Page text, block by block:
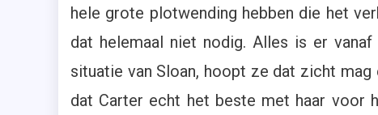
hele grote plotwending hebben die het
dat helemaal niet nodig. Alles is er
situatie van Sloan, hoopt ze dat zicht
dat Carter echt het beste met haar voor